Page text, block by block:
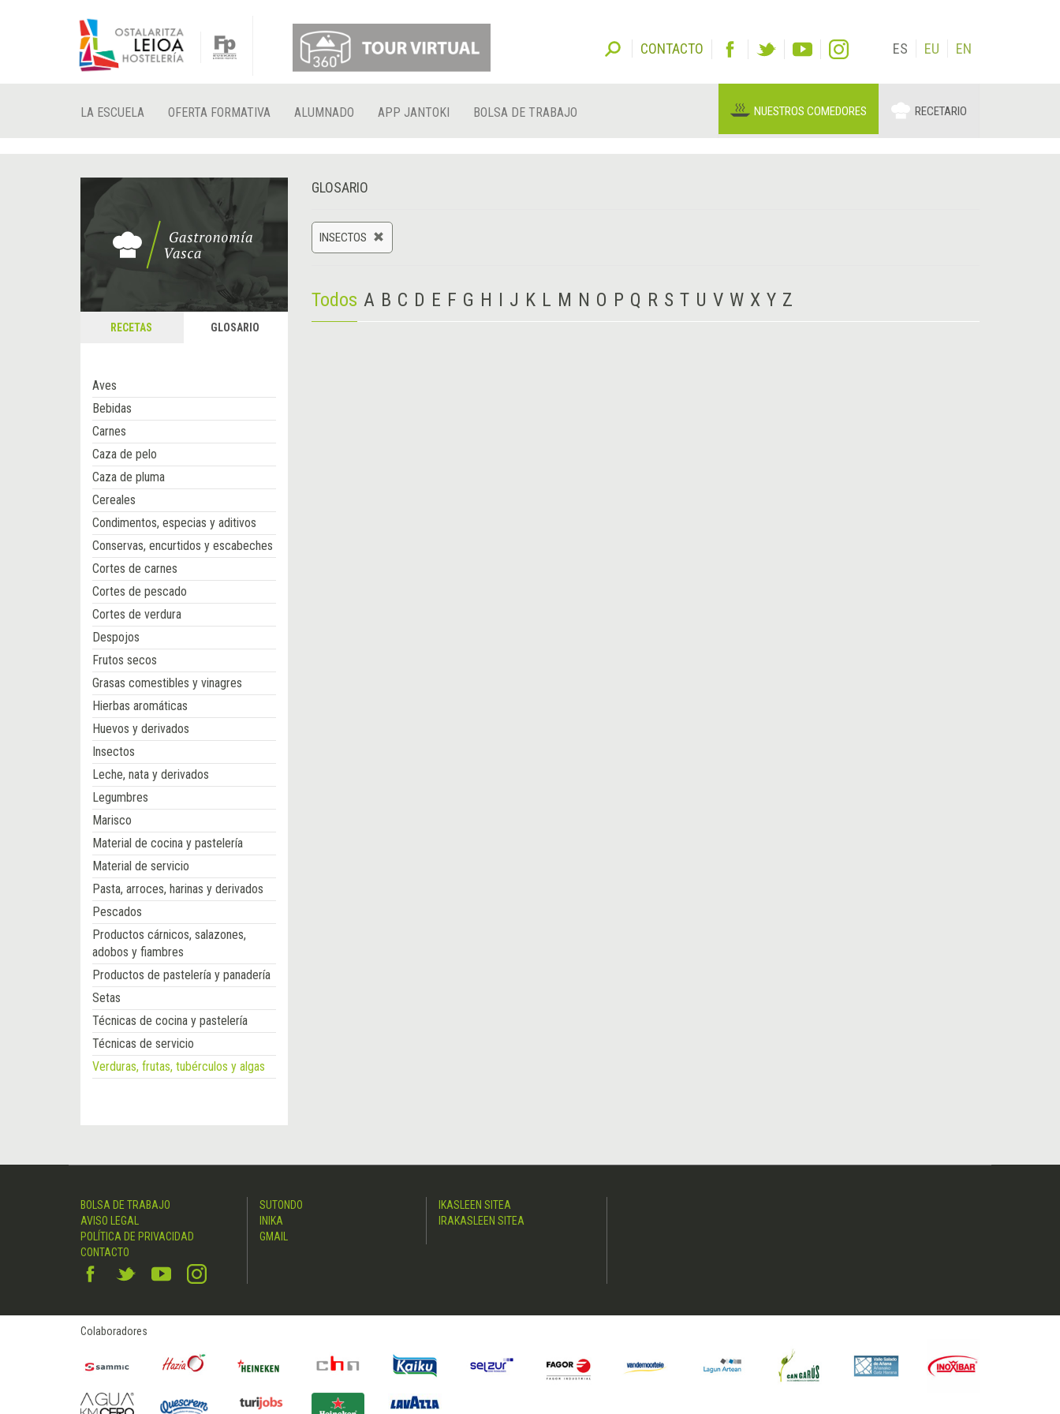
CONTACTO ES EU EN
LA ESCUELA OFERTA FORMATIVA ALUMNADO APP JANTOKI BOLSA DE TRABAJO NUESTROS COMEDORES RECETARIO
RECETAS GLOSARIO
Aves
Bebidas
Carnes
Caza de pelo
Caza de pluma
Cereales
Condimentos, especias y aditivos
Conservas, encurtidos y escabeches
Cortes de carnes
Cortes de pescado
Cortes de verdura
Despojos
Frutos secos
Grasas comestibles y vinagres
Hierbas aromáticas
Huevos y derivados
Insectos
Leche, nata y derivados
Legumbres
Marisco
Material de cocina y pastelería
Material de servicio
Pasta, arroces, harinas y derivados
Pescados
Productos cárnicos, salazones,
adobos y fiambres
Productos de pastelería y panadería
Setas
Técnicas de cocina y pastelería
Técnicas de servicio
Verduras, frutas, tubérculos y algas
GLOSARIO
INSECTOS
Todos A B C D E F G H I J K L M N O P Q R S T U V W X Y Z
BOLSA DE TRABAJO
AVISO LEGAL
POLÍTICA DE PRIVACIDAD
CONTACTO
SUTONDO
INIKA
GMAIL
IKASLEEN SITEA
IRAKASLEEN SITEA
Colaboradores